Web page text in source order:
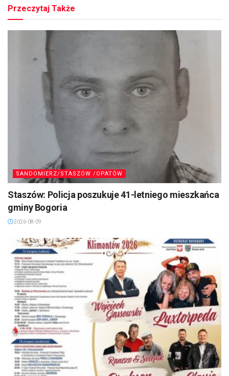
Przeczytaj Także
SANDOMIERZ/STASZÓW /OPATÓW
Staszów: Policja poszukuje 41-letniego mieszkańca
gminy Bogoria
2026-08-09